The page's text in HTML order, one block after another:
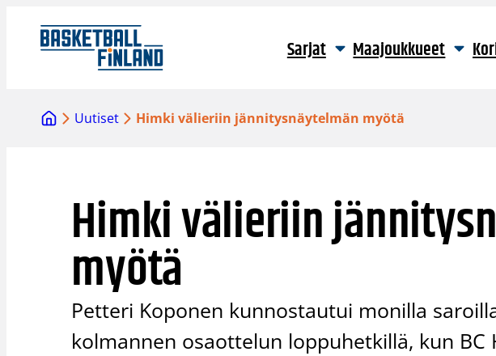
sisältöön
Sarjat Maajoukkueet
Uutiset Himki välieriin jännitysnäytelmän myötä
Himki välieriin
myötä
Petteri Koponen kunnostautui monilla
kolmannen osaottelun loppuhetkillä, kun BC